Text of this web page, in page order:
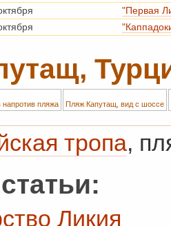
"Первая
напротив пляжа Пляж Капутащ, вид с шоссе
тропа,
Ликия